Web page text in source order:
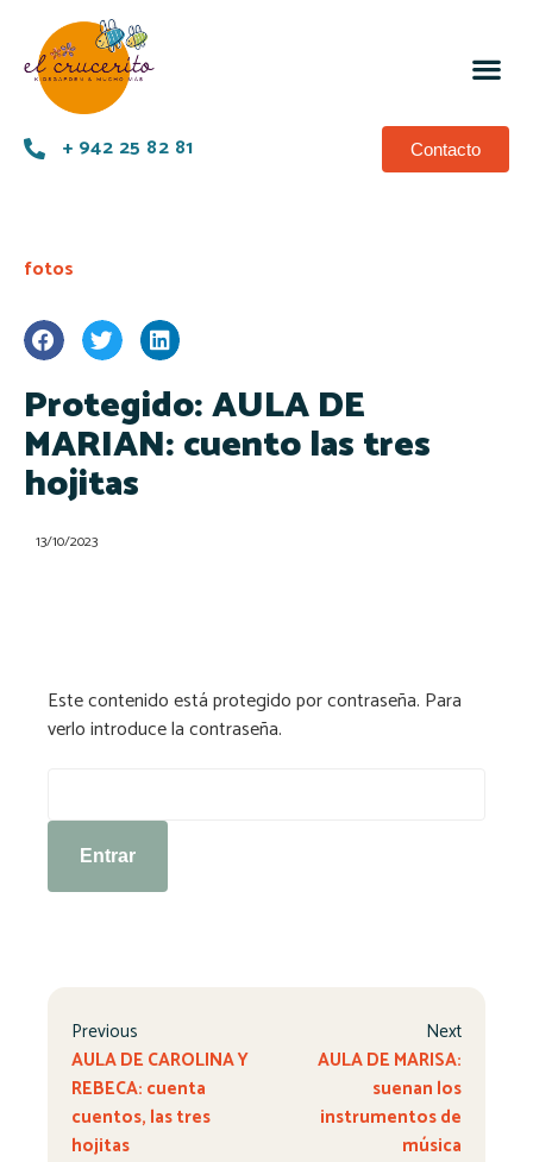
+ 942 25 82 81 Contacto
fotos
Protegido: AULA DE
MARIAN: cuento las tres
hojitas
13/10/2023
Este contenido está protegido por contraseña. Para
verlo introduce la contraseña.
Previous
AULA DE CAROLINA Y
REBECA: cuenta
cuentos, las tres
hojitas
Next
AULA DE MARISA:
suenan los
instrumentos de
música